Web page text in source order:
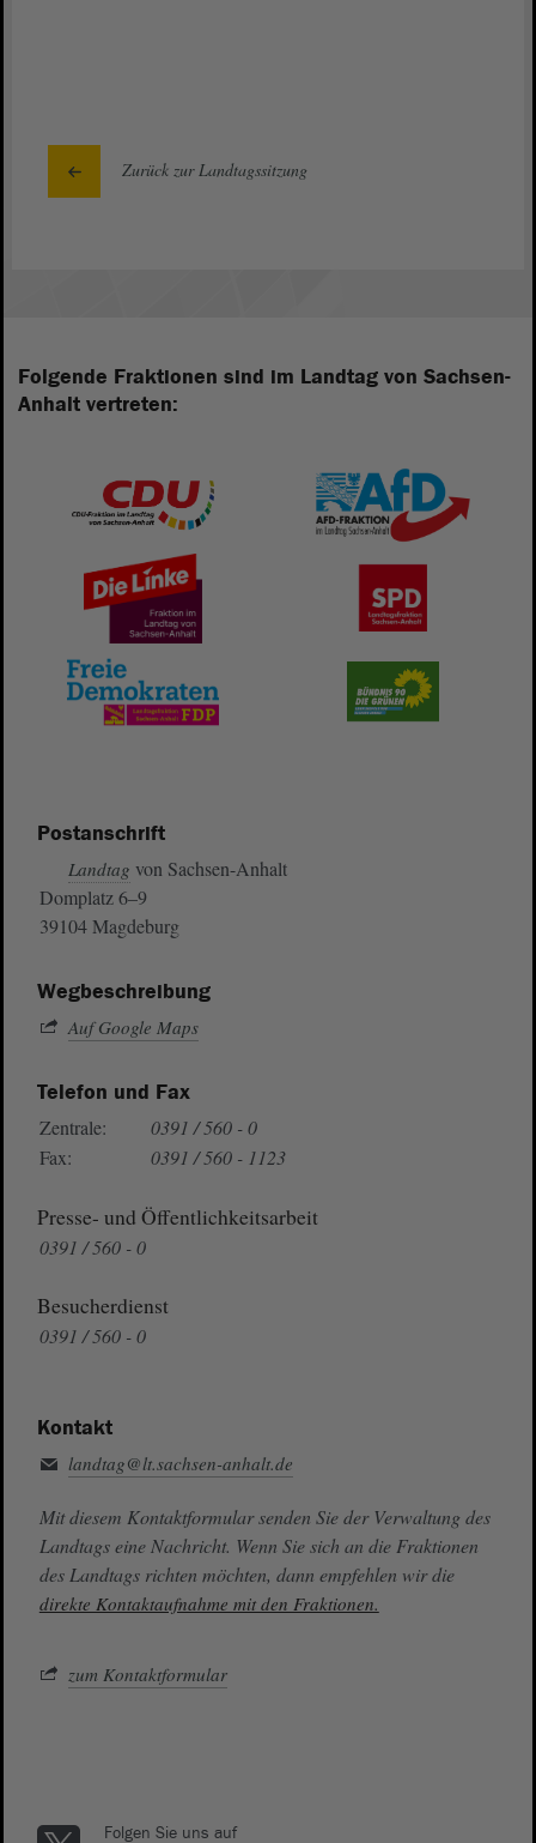
Zurück zur Landtagssitzung
Folgende Fraktionen sind im Landtag von Sachsen-
Anhalt vertreten:
Postanschrift
Landtag von Sachsen-Anhalt
Domplatz 6–9
39104 Magdeburg
Wegbeschreibung
Auf Google Maps
Telefon und Fax
Zentrale:
0391 / 560 - 0
Fax:
0391 / 560 - 1123
Presse- und Öffentlichkeitsarbeit
0391 / 560 - 0
Besucherdienst
0391 / 560 - 0
Kontakt
landtag@lt.sachsen-anhalt.de
Mit diesem Kontaktformular senden Sie der Verwaltung des
Landtags eine Nachricht. Wenn Sie sich an die Fraktionen
des Landtags richten möchten, dann empfehlen wir die
direkte Kontaktaufnahme mit den Fraktionen.
zum Kontaktformular
Folgen Sie uns auf